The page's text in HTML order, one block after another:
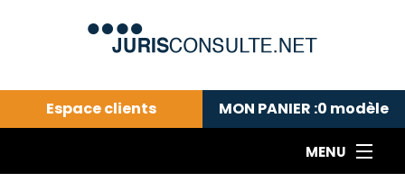
Espace clients MON PANIER :0 modèle
MENU